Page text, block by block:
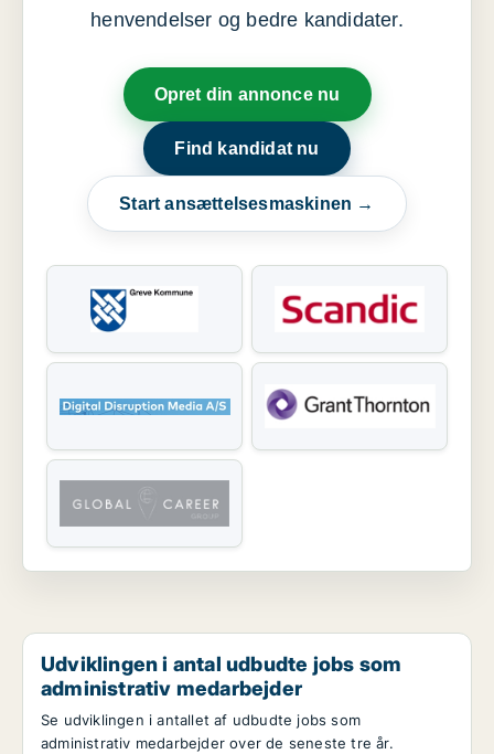
henvendelser og bedre kandidater.
Opret din annonce nu
Find kandidat nu
Start ansættelsesmaskinen →
Udviklingen i antal udbudte jobs som
administrativ medarbejder
Se udviklingen i antallet af udbudte jobs som
administrativ medarbejder over de seneste tre år.